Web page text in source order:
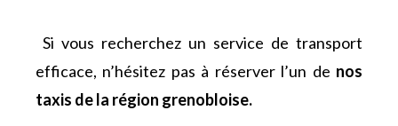
Si vous recherchez un service de transport
efficace, n’hésitez pas à réserver l’un de nos
taxis de la région grenobloise.